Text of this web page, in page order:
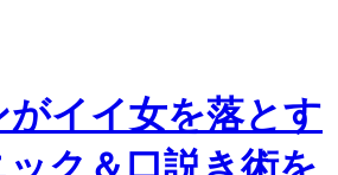
がイイ女を落とす